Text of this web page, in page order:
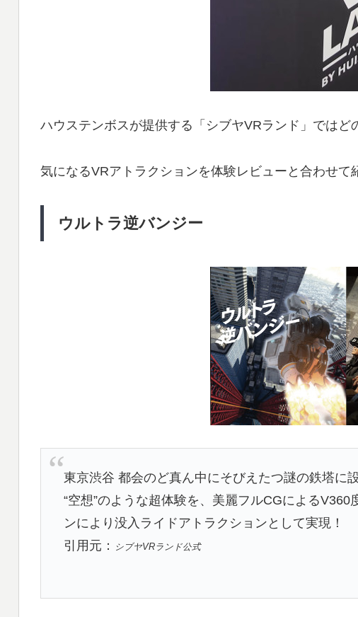
ハウステンボスが提供する「シブヤVRランド」ではど
気になるVRアトラクションを体験レビューと合わせて
ウルトラ逆バンジー
東京渋谷 都会のど真ん中にそびえたつ謎の鉄塔に
“空想”のような超体験を、美麗フルCGによる
ンにより没入ライドアトラクションとして実現！
引用元：
シブヤVRランド公式